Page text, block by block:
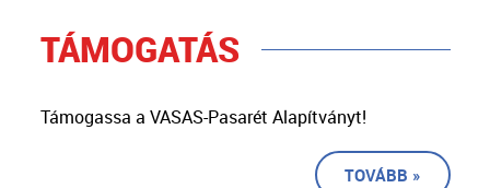
TÁMOGATÁS
Támogassa a VASAS-Pasarét Alapítványt!
TOVÁBB »